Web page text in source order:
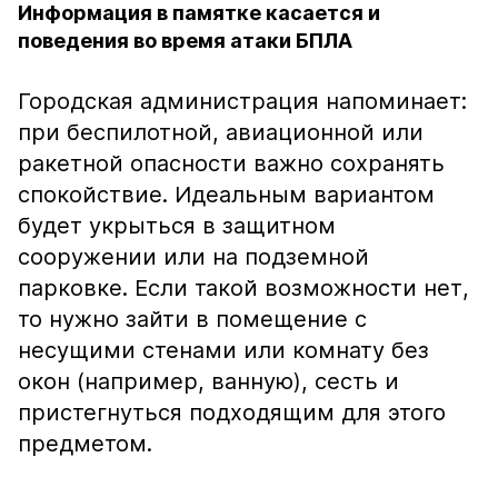
Информация в памятке касается и
поведения во время атаки БПЛА
Городская администрация напоминает:
при беспилотной, авиационной или
ракетной опасности важно сохранять
спокойствие. Идеальным вариантом
будет укрыться в защитном
сооружении или на подземной
парковке. Если такой возможности нет,
то нужно зайти в помещение с
несущими стенами или комнату без
окон (например, ванную), сесть и
пристегнуться подходящим для этого
предметом.